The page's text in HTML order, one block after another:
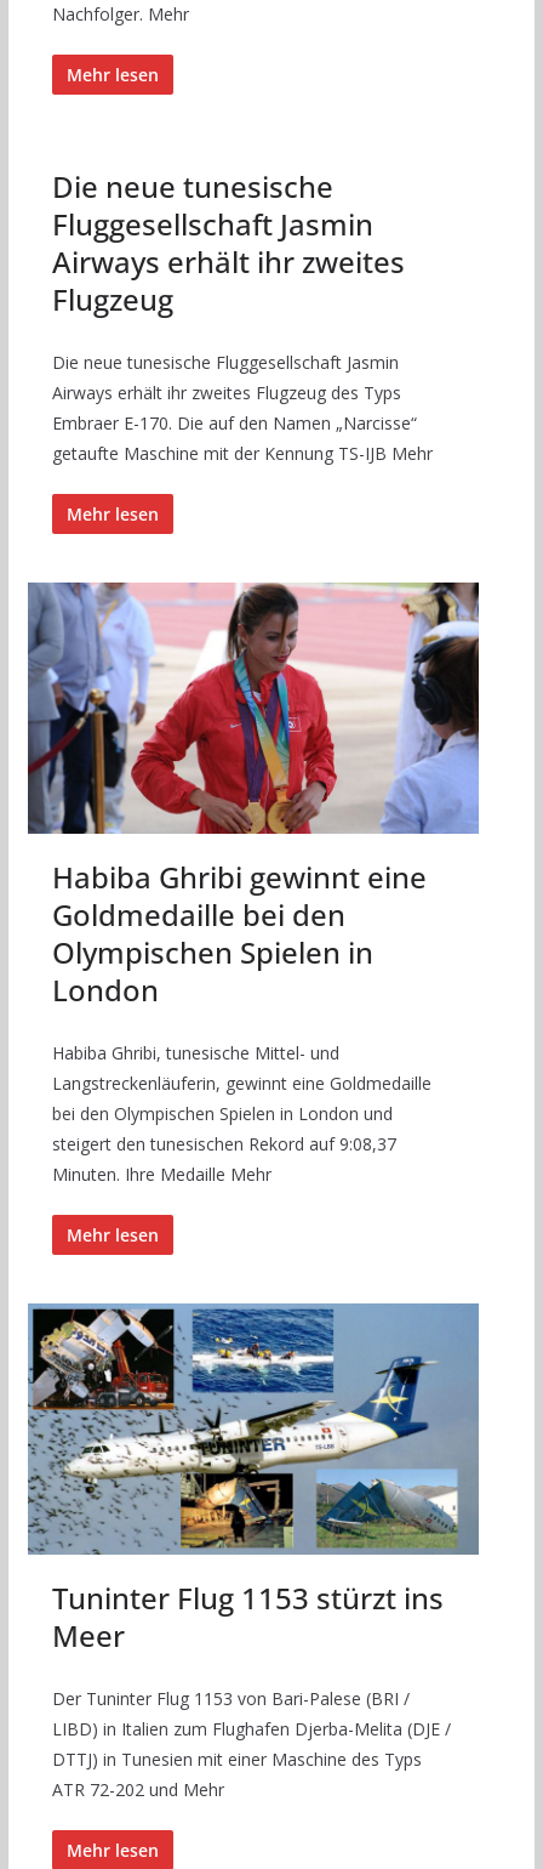
Nachfolger. Mehr
Mehr lesen
Die neue tunesische
Fluggesellschaft Jasmin
Airways erhält ihr zweites
Flugzeug
Die neue tunesische Fluggesellschaft Jasmin
Airways erhält ihr zweites Flugzeug des Typs
Embraer E-170. Die auf den Namen „Narcisse“
getaufte Maschine mit der Kennung TS-IJB Mehr
Mehr lesen
Habiba Ghribi gewinnt eine
Goldmedaille bei den
Olympischen Spielen in
London
Habiba Ghribi, tunesische Mittel- und
Langstreckenläuferin, gewinnt eine Goldmedaille
bei den Olympischen Spielen in London und
steigert den tunesischen Rekord auf 9:08,37
Minuten. Ihre Medaille Mehr
Mehr lesen
Tuninter Flug 1153 stürzt ins
Meer
Der Tuninter Flug 1153 von Bari-Palese (BRI /
LIBD) in Italien zum Flughafen Djerba-Melita (DJE /
DTTJ) in Tunesien mit einer Maschine des Typs
ATR 72-202 und Mehr
Mehr lesen